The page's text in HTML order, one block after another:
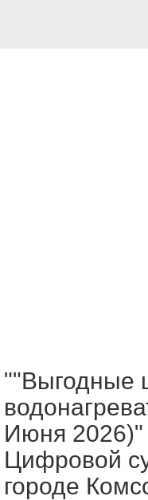
""Выгодные
Июня 2026)"
Цифровой
городе